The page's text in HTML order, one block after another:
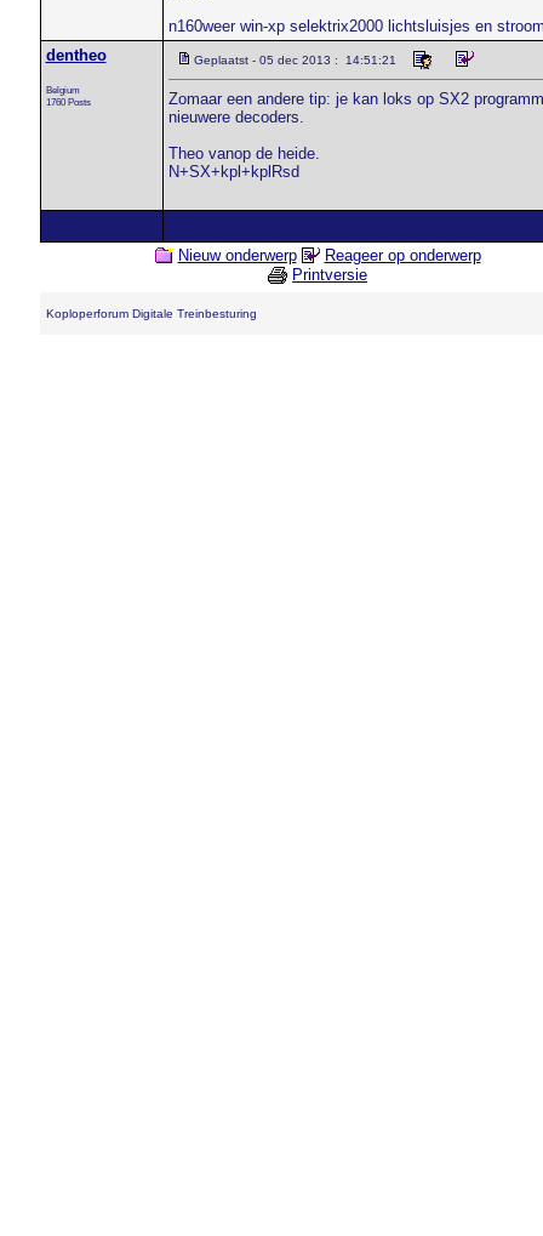
n160weer win-xp selektrix2000 lichtsluisjes en
dentheo
Belgium
1760 Posts
Geplaatst - 05 dec 2013 : 14:51:21
Zomaar een andere tip: je kan loks op SX2
nieuwere decoders.
Theo vanop de heide.
N+SX+kpl+kplRsd
Nieuw onderwerp
Reageer op onderwerp
Printversie
Koploperforum Digitale Treinbesturing